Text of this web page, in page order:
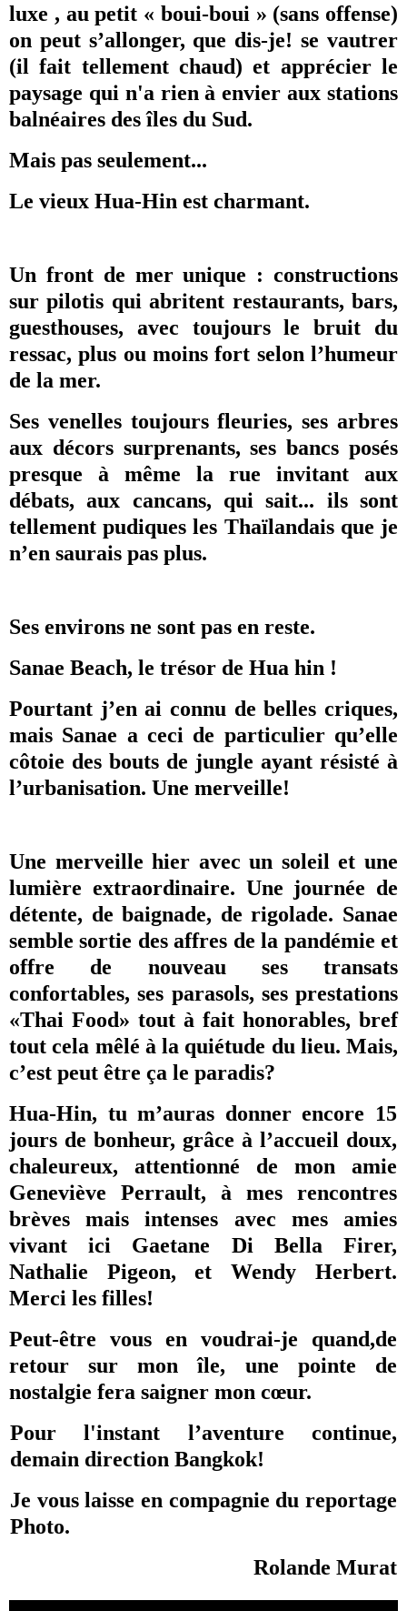
luxe , au petit « boui-boui » (sans offense)
on peut s’allonger, que dis-je! se vautrer
(il fait tellement chaud) et apprécier le
paysage qui n'a rien à envier aux stations
balnéaires des îles du Sud.
Mais pas seulement...
Le vieux Hua-Hin est charmant.
Un front de mer unique : constructions
sur pilotis qui abritent restaurants, bars,
guesthouses, avec toujours le bruit du
ressac, plus ou moins fort selon l’humeur
de la mer.
Ses venelles toujours fleuries, ses arbres
aux décors surprenants, ses bancs posés
presque à même la rue invitant aux
débats, aux cancans, qui sait... ils sont
tellement pudiques les Thaïlandais que je
n’en saurais pas plus.
Ses environs ne sont pas en reste.
Sanae Beach, le trésor de Hua hin !
Pourtant j’en ai connu de belles criques,
mais Sanae a ceci de particulier qu’elle
côtoie des bouts de jungle ayant résisté à
l’urbanisation. Une merveille!
Une merveille hier avec un soleil et une
lumière extraordinaire. Une journée de
détente, de baignade, de rigolade. Sanae
semble sortie des affres de la pandémie et
offre de nouveau ses transats
confortables, ses parasols, ses prestations
«Thai Food» tout à fait honorables, bref
tout cela mêlé à la quiétude du lieu. Mais,
c’est peut être ça le paradis?
Hua-Hin, tu m’auras donner encore 15
jours de bonheur, grâce à l’accueil doux,
chaleureux, attentionné de mon amie
Geneviève Perrault, à mes rencontres
brèves mais intenses avec mes amies
vivant ici Gaetane Di Bella Firer,
Nathalie Pigeon, etWendy Herbert.
Merci les filles!
Peut-être vous en voudrai-je quand,de
retour sur mon île, une pointe de
nostalgie fera saigner mon cœur.
Pour l'instant l’aventure continue,
demain direction Bangkok!
Je vous laisse en compagnie du reportage
Photo.
Rolande Murat